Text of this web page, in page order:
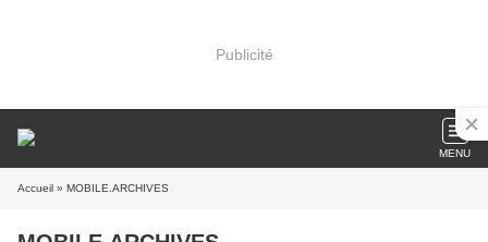
Publicité
MENU
Accueil » MOBILE.ARCHIVES